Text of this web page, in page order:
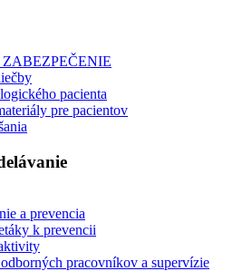
pacienta
pre pacientov
a prevencia
k prevencii
pracovníkov a supervízie